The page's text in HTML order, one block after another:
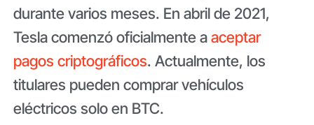
durante varios meses. En abril de 2021,
Tesla comenzó oficialmente aaceptar
pagos criptográficos. Actualmente, los
titulares pueden comprar vehículos
eléctricos solo en BTC.